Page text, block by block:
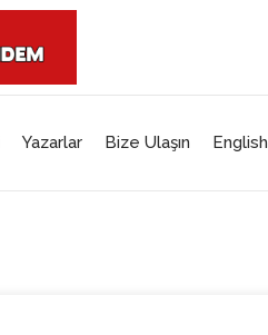
Yazarlar Bize Ulaşın English